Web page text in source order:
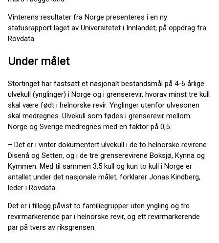
Vinterens resultater fra Norge presenteres i en ny
statusrapport laget av Universitetet i Innlandet, på oppdrag fra
Rovdata.
Under målet
Stortinget har fastsatt et nasjonalt bestandsmål på 4-6 årlige
ulvekull (ynglinger) i Norge og i grenserevir, hvorav minst tre kull
skal være født i helnorske revir. Ynglinger utenfor ulvesonen
skal medregnes. Ulvekull som fødes i grenserevir mellom
Norge og Sverige medregnes med en faktor på 0,5.
– Det er i vinter dokumentert ulvekull i de to helnorske revirene
Disenå og Setten, og i de tre grenserevirene Boksjø, Kynna og
Kymmen. Med til sammen 3,5 kull og kun to kull i Norge er
antallet under det nasjonale målet, forklarer Jonas Kindberg,
leder i Rovdata.
Det er i tillegg påvist to familiegrupper uten yngling og tre
revirmarkerende par i helnorske revir, og ett revirmarkerende
par på tvers av riksgrensen.